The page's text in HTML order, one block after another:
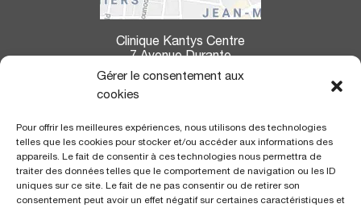
Gérer le consentement aux
cookies
Pour offrir les meilleures expériences, nous utilisons des technologies
telles que les cookies pour stocker et/ou accéder aux informations des
appareils. Le fait de consentir à ces technologies nous permettra de
traiter des données telles que le comportement de navigation ou les ID
uniques sur ce site. Le fait de ne pas consentir ou de retirer son
consentement peut avoir un effet négatif sur certaines caractéristiques et
Clinique Kantys Centre
7 Avenue Durante
06004 Nice
7,2 kms de l’aéroport
de Nice Côte d’Azur
350 m de la gareSNCF «Thiers»
700 m de la ligne du Tramway, arrêt «gare Thiers»